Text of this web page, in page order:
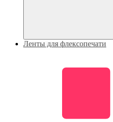
Ленты для флексопечати